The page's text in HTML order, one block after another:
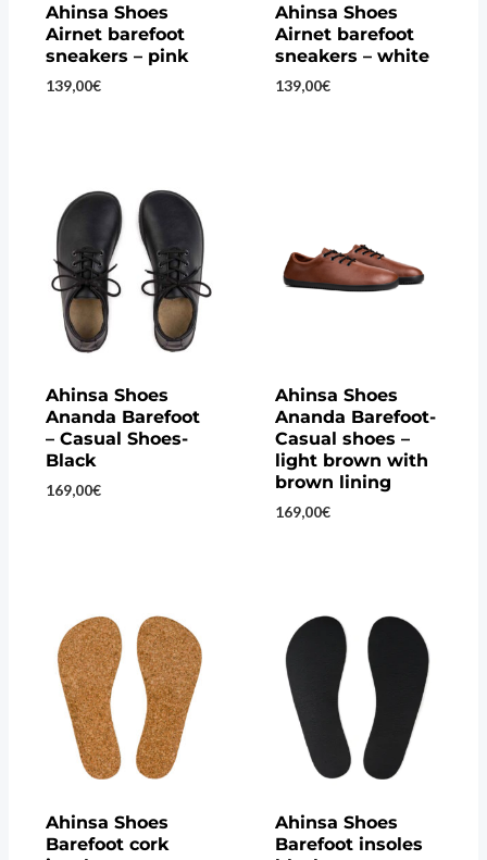
Ahinsa Shoes
Airnet barefoot
sneakers – pink
139,00€
Ahinsa Shoes
Airnet barefoot
sneakers – white
139,00€
Ahinsa Shoes
Ananda Barefoot
– Casual Shoes-
Black
169,00€
Ahinsa Shoes
Ananda Barefoot-
Casual shoes –
light brown with
brown lining
169,00€
Ahinsa Shoes
Barefoot cork
Ahinsa Shoes
Barefoot insoles